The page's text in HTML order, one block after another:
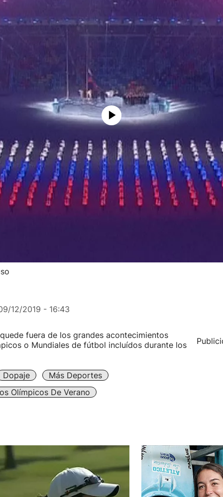
12/2019 - 16:43
fuera de los grandes acontecimientos
o Mundiales de fútbol incluídos durante los
Dopaje
Más Deportes
Olímpicos De Verano